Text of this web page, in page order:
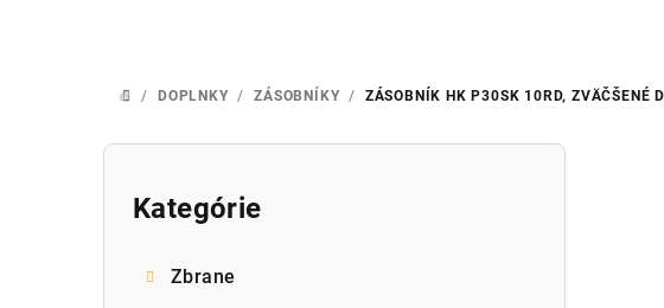
DOMOV
/ DOPLNKY / ZÁSOBNÍKY / ZÁSOBNÍK HK P30SK 10RD, ZVÄČŠENÉ
B
Preskočiť
Kategórie
Zbrane